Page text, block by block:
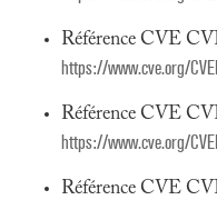
Référence CVE
https://www.cve.org/
Référence CVE
https://www.cve.org/
Référence CVE